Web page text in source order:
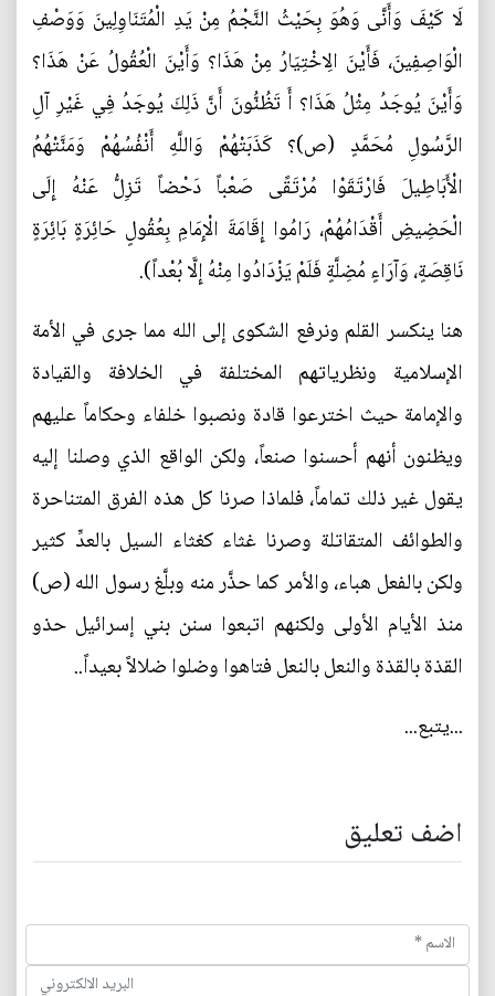
لَا كَيْفَ وَأَنَّى وَهُوَ بِحَيْثُ النَّجْمُ مِنْ يَدِ الْمُتَنَاوِلِينَ وَوَصْفِ
الْوَاصِفِينَ، فَأَيْنَ الِاخْتِيَارُ مِنْ هَذَا؟ وَأَيْنَ الْعُقُولُ عَنْ هَذَا؟
وَأَيْنَ يُوجَدُ مِثْلُ هَذَا؟ أَ تَظُنُّونَ أَنَّ ذَلِكَ يُوجَدُ فِي غَيْرِ آلِ
الرَّسُولِ مُحَمَّدٍ (ص)؟ كَذَبَتْهُمْ وَاللَّهِ أَنْفُسُهُمْ وَمَنَّتْهُمُ
الْأَبَاطِيلَ‌ فَارْتَقَوْا مُرْتَقًى صَعْباً دَحْضاً تَزِلُّ عَنْهُ إِلَى
الْحَضِيضِ أَقْدَامُهُمْ، رَامُوا إِقَامَةَ الْإِمَامِ بِعُقُولٍ حَائِرَةٍ بَائِرَةٍ
نَاقِصَةٍ، وَآرَاءٍ مُضِلَّةٍ فَلَمْ يَزْدَادُوا مِنْهُ إِلَّا بُعْداً).
هنا ينكسر القلم ونرفع الشكوى إلى الله مما جرى في الأمة
الإسلامية ونظرياتهم المختلفة في الخلافة والقيادة
والإمامة حيث اخترعوا قادة ونصبوا خلفاء وحكاماً عليهم
ويظنون أنهم أحسنوا صنعاً، ولكن الواقع الذي وصلنا إليه
يقول غير ذلك تماماً، فلماذا صرنا كل هذه الفرق المتناحرة
والطوائف المتقاتلة وصرنا غثاء كغثاء السيل بالعدِّ كثير
ولكن بالفعل هباء، والأمر كما حذَّر منه وبلَّغ رسول الله (ص)
منذ الأيام الأولى ولكنهم اتبعوا سنن بني إسرائيل حذو
القذة بالقذة والنعل بالنعل فتاهوا وضلوا ضلالاً بعيداً..
...يتبع...
اضف تعليق